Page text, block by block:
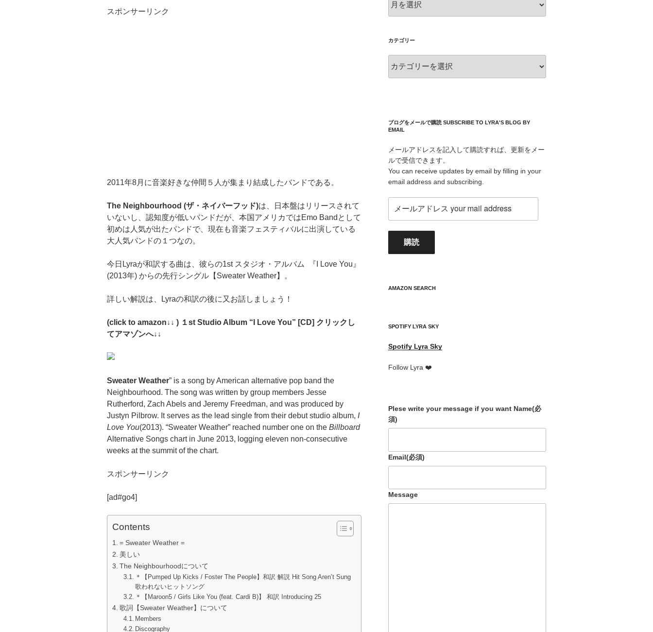
スポンサーリンク
2011年8月に音楽好きな仲間５人が集まり結成したバンドである。
The Neighbourhood (ザ・ネイバーフッド)は、日本盤はリリースされて
いないし、認知度が低いバンドだが、本国アメリカではEmo Bandとして
初めは人気が出たバンドで、現在も音楽フェスティバルに出演している
大人気バンドの１つなの。
今日Lyraが和訳する曲は、彼らの1st スタジオ・アルバム 『I Love You』
(2013年) からの先行シングル【Sweater Weather】。
詳しい解説は、Lyraの和訳の後に又お話しましょう！
(click to amazon↓↓ ) １st Studio Album “I Love You” [CD] クリックし
てアマゾンへ↓↓
Sweater Weather” is a song by American alternative pop band the
Neighbourhood. The song was written by group members Jesse
Rutherford, Zach Abels and Jeremy Freedman, and was produced by
Justyn Pilbrow. It serves as the lead single from their debut studio album, I
Love You(2013). “Sweater Weather” reached number one on the Billboard
Alternative Songs chart in June 2013, logging eleven non-consecutive
weeks at the summit of the chart.
スポンサーリンク
[ad#go4]
Contents
= Sweater Weather =
美しい
The Neighbourhoodについて
＊【Pumped Up Kicks / Foster The People】和訳 解説 Hit Song Aren’t Sung
歌われないヒットソング
＊【Maroon5 / Girls Like You (feat. Cardi B)】 和訳 Introducing 25
歌詞【Sweater Weather】について
Members
Discography
ー
ブ
カテゴリー
テ
ブログをメールで購読 SUBSCRIBE TO LYRA'S BLOG BY
EMAIL
メールアドレスを記入して購読すれば、更新をメー
ルで受信できます。
You can receive updates by email by filling in your
email address and subscribing.
ア
レ
mail
購読
AMAZON SEARCH
SPOTIFY LYRA SKY
Spotify Lyra Sky
Follow Lyra ❤️
Plese write your message if you want Name(必
須)
Email(必須)
Message